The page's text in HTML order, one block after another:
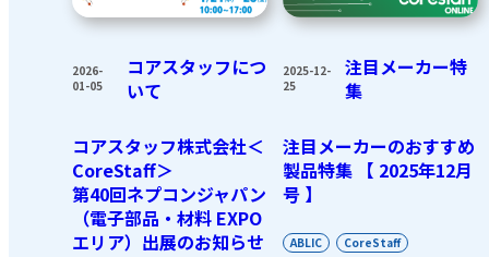
2026-
01-05
コアスタッフにつ
いて
コアスタッフ株式会社＜
CoreStaff＞
第40回ネプコンジャパン
（電子部品・材料 EXPO
エリア）出展のお知らせ
2025-12-
25
注目メーカー特
集
注目メーカーのおすすめ
製品特集 【 2025年12月
号 】
ABLIC
CoreStaff